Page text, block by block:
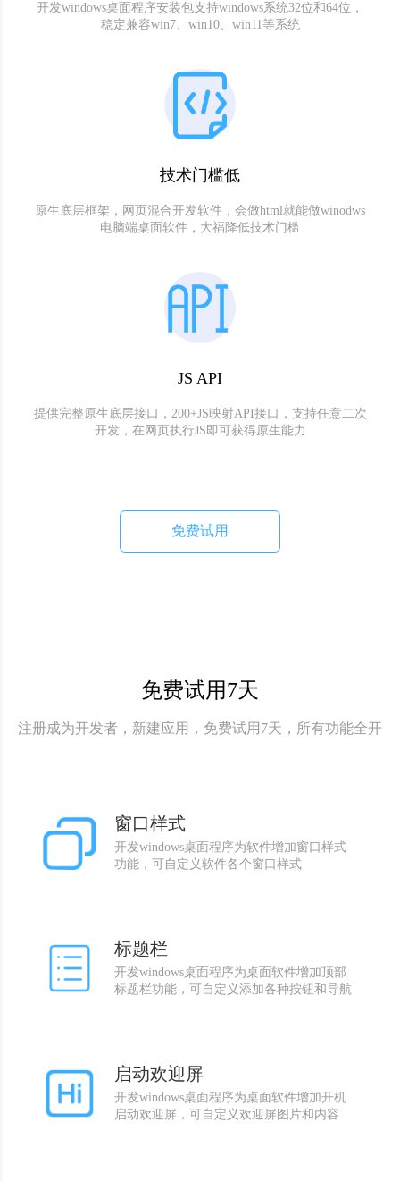
开发windows桌面程序安装包支持windows系统32位和64位，
稳定兼容win7、win10、win11等系统
技术门槛低
原生底层框架，网页混合开发软件，会做html就能做winodws
电脑端桌面软件，大福降低技术门槛
JS API
提供完整原生底层接口，200+JS映射API接口，支持任意二次
开发，在网页执行JS即可获得原生能力
免费试用
免费试用7天
注册成为开发者，新建应用，免费试用7天，所有功能全开
窗口样式
开发windows桌面程序为软件增加窗口样式
功能，可自定义软件各个窗口样式
标题栏
开发windows桌面程序为桌面软件增加顶部
标题栏功能，可自定义添加各种按钮和导航
启动欢迎屏
开发windows桌面程序为桌面软件增加开机
启动欢迎屏，可自定义欢迎屏图片和内容